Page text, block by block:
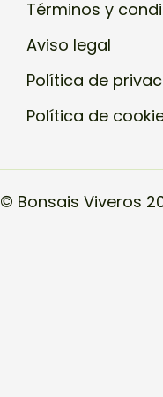
Términos y
Aviso legal
Política de
Política de
© Bonsais Viveros